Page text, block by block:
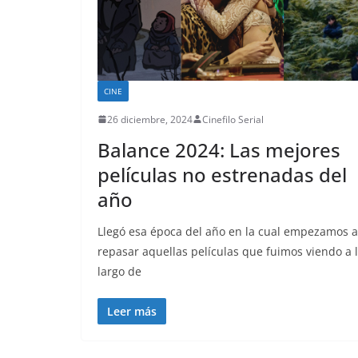
CINE
26 diciembre, 2024 Cinefilo Serial
Balance 2024: Las mejores
películas no estrenadas del
año
Llegó esa época del año en la cual empezamos a
repasar aquellas películas que fuimos viendo a
largo de
Leer más